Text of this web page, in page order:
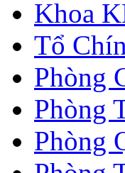
Khoa
Tổ
Phòng
Phòng
Phòng